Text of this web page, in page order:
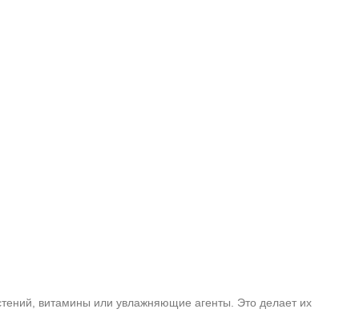
витамины или увлажняющие агенты. Это делает их